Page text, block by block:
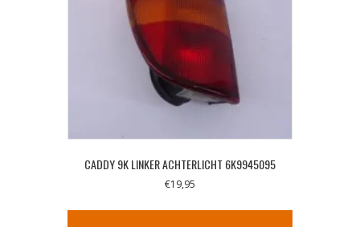
CADDY 9K LINKER ACHTERLICHT 6K9945095
€19,95